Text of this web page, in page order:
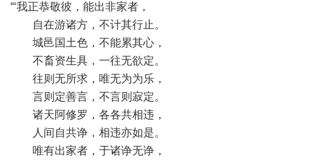
“‘我正恭敬彼，能出非家者，
自在游诸方，不计其行止。
城邑国土色，不能累其心，
不畜资生具，一往无欲定。
往则无所求，唯无为为乐，
言则定善言，不言则寂定。
诸天阿修罗，各各共相违，
人间自共诤，相违亦如是。
唯有出家者，于诸诤无诤，